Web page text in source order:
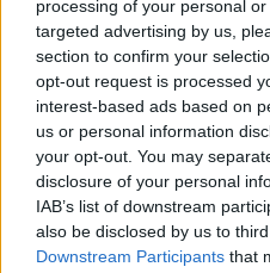
processing of your personal
targeted advertising by us,
section to confirm your
opt-out request is processed
interest-based ads based on
us or personal information
your opt-out. You may
disclosure of your personal
IAB’s list of downstream
also be disclosed by us to
Downstream Participants that
Comfort, sostegno e stile
il décolleté è generoso. Ecco
per scegliere i reggiseni
REDAZIONE DIREDONNA